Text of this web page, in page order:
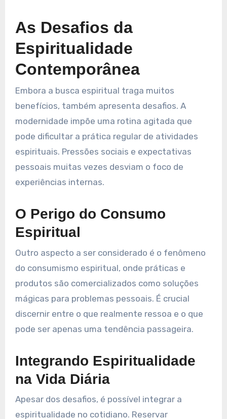
As Desafios da
Espiritualidade
Contemporânea
Embora a busca espiritual traga muitos
benefícios, também apresenta desafios. A
modernidade impõe uma rotina agitada que
pode dificultar a prática regular de atividades
espirituais. Pressões sociais e expectativas
pessoais muitas vezes desviam o foco de
experiências internas.
O Perigo do Consumo
Espiritual
Outro aspecto a ser considerado é o fenômeno
do consumismo espiritual, onde práticas e
produtos são comercializados como soluções
mágicas para problemas pessoais. É crucial
discernir entre o que realmente ressoa e o que
pode ser apenas uma tendência passageira.
Integrando Espiritualidade
na Vida Diária
Apesar dos desafios, é possível integrar a
espiritualidade no cotidiano. Reservar